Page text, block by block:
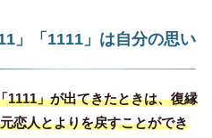
」「1111」は自分の思い
1111」が出てきたときは、復縁
恋人とよりを戻すことができ